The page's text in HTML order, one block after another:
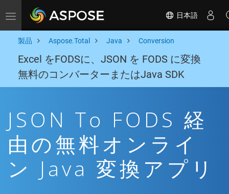
Toggle navigation 日本語
製品 Aspose.Total Java Conversion
Excel をFODSに、JSON を FODS に変換
無料のコンバーターまたはJava SDK
JSON To FODS 経
由の無料オンライ
ン Java 変換アプリ